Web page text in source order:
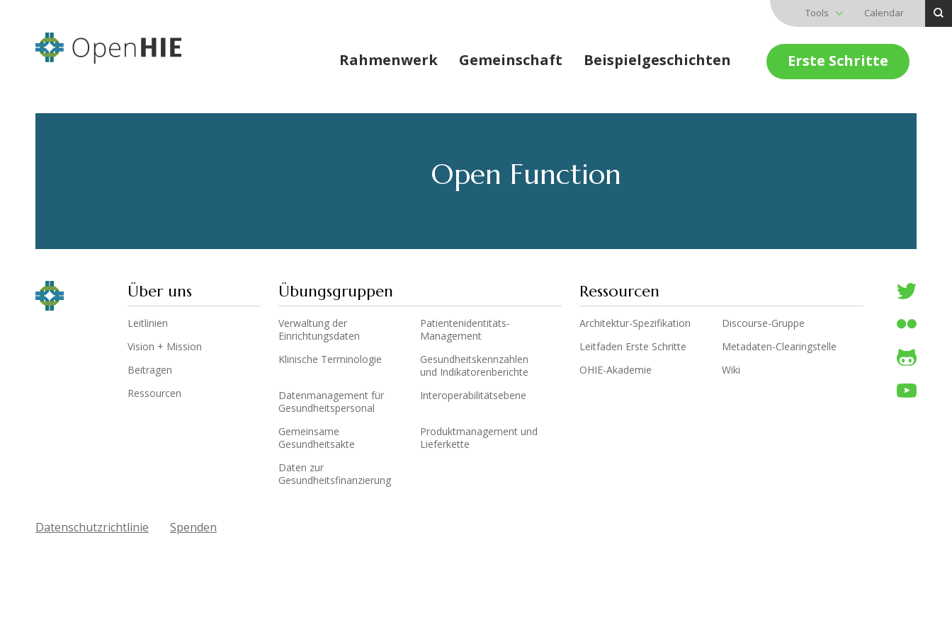
Tools Calendar
Rahmenwerk Gemeinschaft Beispielgeschichten Erste Schritte
Open Function
Über uns
Leitlinien
Vision + Mission
Beitragen
Ressourcen
Übungsgruppen
Verwaltung der
Einrichtungsdaten
Patientenidentitäts-
Management
Klinische Terminologie
Gesundheitskennzahlen
und Indikatorenberichte
Datenmanagement für
Gesundheitspersonal
Interoperabilitätsebene
Gemeinsame
Gesundheitsakte
Produktmanagement und
Lieferkette
Daten zur
Gesundheitsfinanzierung
Ressourcen
Architektur-Spezifikation
Discourse-Gruppe
Leitfaden Erste Schritte
Metadaten-Clearingstelle
OHIE-Akademie
Wiki
Datenschutzrichtlinie Spenden